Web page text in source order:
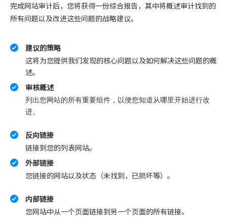
完成网站审计后，您将获得一份综合报告，其中将概述审计找到的
所有问题以及改进这些问题的战略建议。
建议的策略
这将为您提供我们发现的核心问题以及如何解决这些问题的概
述。
审核概述
列出您网站的所有重要组件，以便您知道从哪里开始进行改
进。
反向链接
链接到您的列表网站。
外部链接
您链接的网站以及状态（未找到，已损坏等）。
内部链接
您网站中从一个页面链接到另一个页面的所有链接。